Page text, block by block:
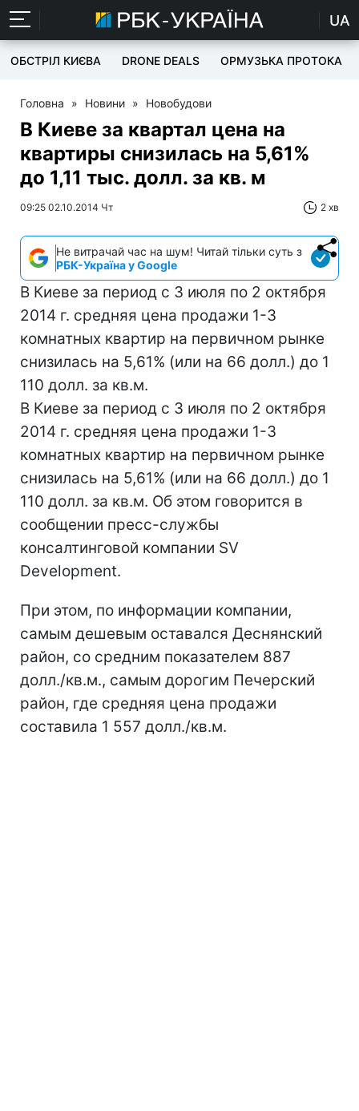
UA
ОБСТРІЛ КИЄВА DRONE DEALS ОРМУЗЬКА ПРОТОКА
Головна » Новини » Новобудови
В Киеве за квартал цена на
квартиры снизилась на 5,61%
до 1,11 тыс. долл. за кв. м
09:25 02.10.2014 Чт 2 хв
Не витрачай час на шум! Читай тільки суть з
РБК-Україна у Google
В Киеве за период с 3 июля по 2 октября
2014 г. средняя цена продажи 1-3
комнатных квартир на первичном рынке
снизилась на 5,61% (или на 66 долл.) до 1
110 долл. за кв.м.
В Киеве за период с 3 июля по 2 октября
2014 г. средняя цена продажи 1-3
комнатных квартир на первичном рынке
снизилась на 5,61% (или на 66 долл.) до 1
110 долл. за кв.м. Об этом говорится в
сообщении пресс-службы
консалтинговой компании SV
Development.
При этом, по информации компании,
самым дешевым оставался Деснянский
район, со средним показателем 887
долл./кв.м., самым дорогим Печерский
район, где средняя цена продажи
составила 1 557 долл./кв.м.